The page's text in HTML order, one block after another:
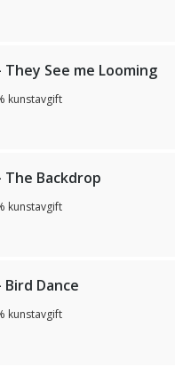
See me Looming
kunstavgift
The Backdrop
kunstavgift
Dance
kunstavgift